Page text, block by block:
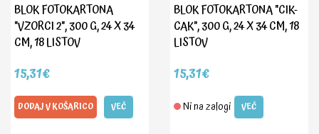
BLOK FOTOKARTONA
"VZORCI 2", 300 G, 24 X 34
CM, 18 LISTOV
15,31€
DODAJ V KOŠARICO VEČ
BLOK FOTOKARTONA "CIK-
CAK", 300 G, 24 X 34 CM, 18
LISTOV
15,31€
Ni na zalogi VEČ